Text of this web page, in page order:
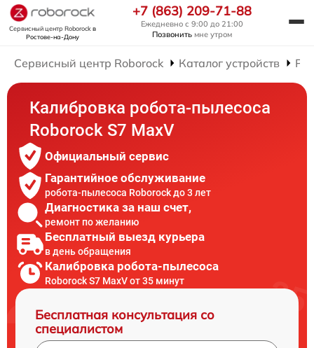
Сервисный центр Roborockв
Ростове-на-Дону
+7 (863) 209-71-88
Ежедневно с 9:00 до 21:00
Позвонить мне утром
Сервисный центр Roborock Каталог устройств
Калибровка робота-пылесоса
Roborock S7 MaxV
Официальный сервис
Гарантийное обслуживание
робота-пылесоса Roborock до 3 лет
Диагностика за наш счет,
ремонт по желанию
Бесплатный выезд курьера
в день обращения
Калибровка робота-пылесоса
Roborock S7 MaxV от 35 минут
Бесплатная консультация со
специалистом